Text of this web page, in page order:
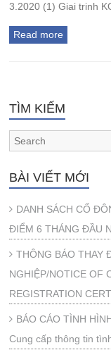
3.2020 (1) Giai trinh
Read more
TÌM KIẾM
BÀI VIẾT MỚI
DANH SÁCH CỔ
ĐIỂM 6 THÁNG ĐẦU
THÔNG BÁO THAY
NGHIỆP/NOTICE OF
REGISTRATION
BÁO CÁO TÌNH
Cung cấp thông tin